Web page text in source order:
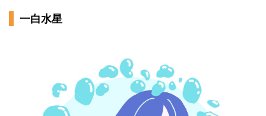
一白水星